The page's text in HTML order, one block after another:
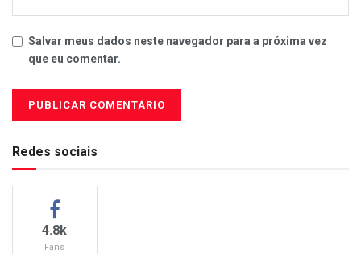
Salvar meus dados neste navegador para a próxima vez
que eu comentar.
Redes sociais
4.8k
Fans